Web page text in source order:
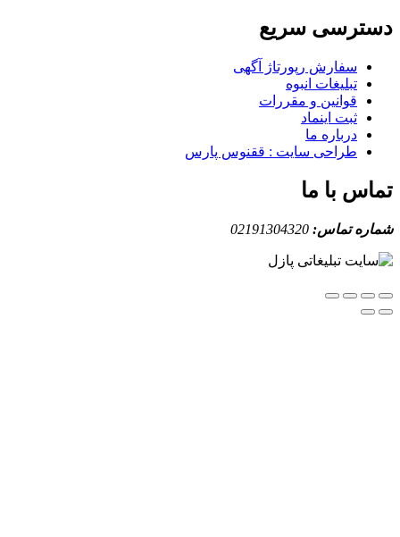
سریع
سفارش رپورتاژ آگهی
تبلیغات انبوه
قوانین و مقررات
ثبت اینماد
درباره ما
طراحی سایت : ققنوس پارس
با ما
تماس:02191304320